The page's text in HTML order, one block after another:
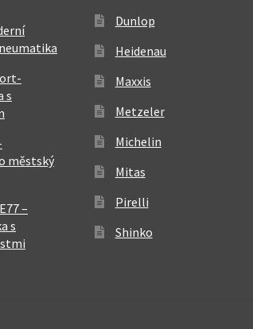
s
městský
–
s
Dunlop
Heidenau
Maxxis
Metzeler
Michelin
Mitas
Pirelli
Shinko